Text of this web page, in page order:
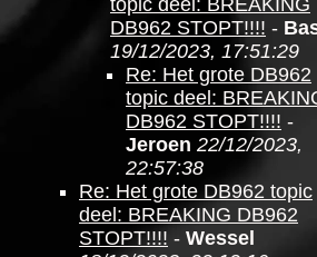
topic deel: BREAKING
DB962 STOPT!!!! -
19/12/2023, 17:51:29
Re: Het grote DB962
topic deel:
DB962 STOPT!!!! -
Jeroen 22/12/2023,
22:57:38
Re: Het grote DB962 topic
deel: BREAKING DB962
STOPT!!!! - Wessel